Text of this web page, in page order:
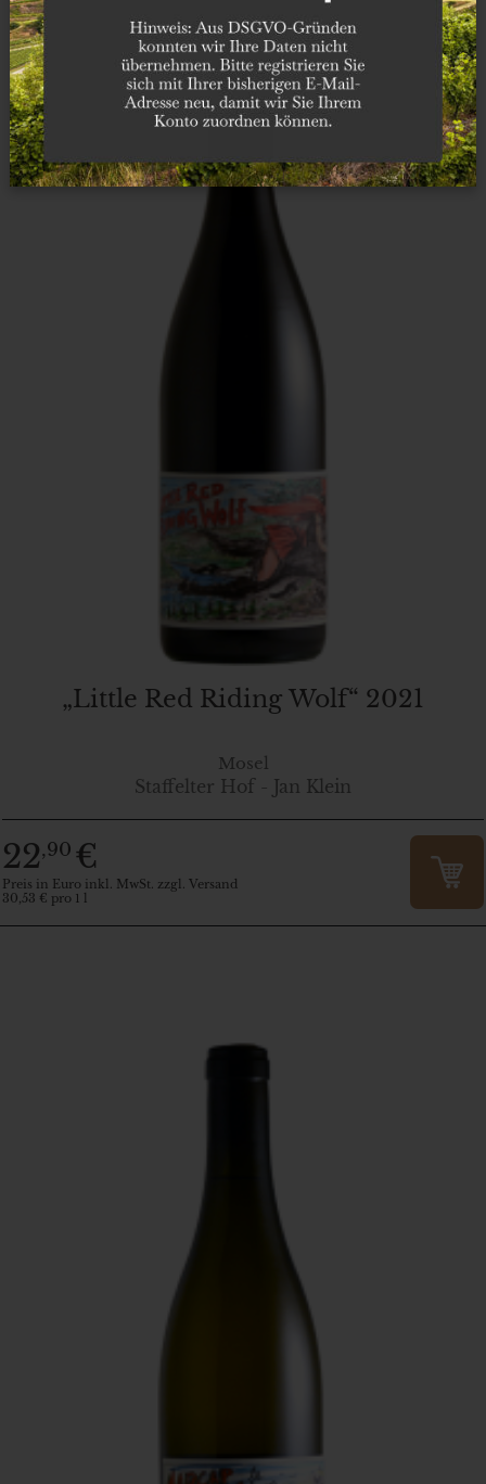
„Little Red Riding Wolf“ 2021
Mosel
Staffelter Hof - Jan Klein
22,90 €
Preis in Euro inkl. MwSt. zzgl. Versand
30,53 € pro 1 l